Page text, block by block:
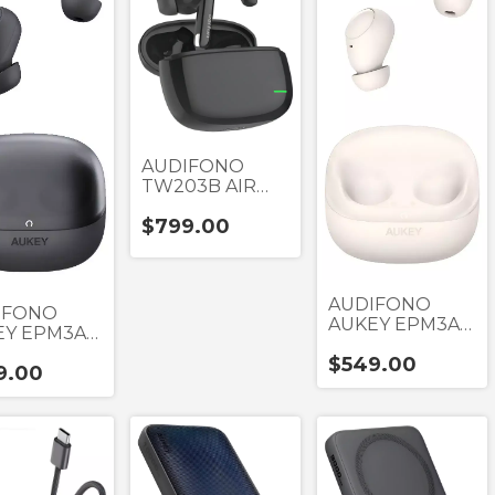
EPM3AG
AUDIFONO
TW203B AIR
IPX5 TRUE
$799.00
AUDIFONO
AUKEY EPM3AB
WIRELESS
$549.00